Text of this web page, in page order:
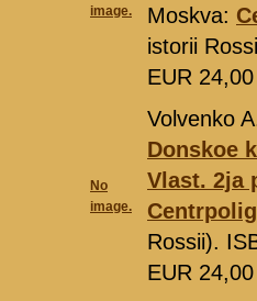
image.
Moskva:
istorii
EUR
No
image.
Volvenko
Donskoe
Vlast. 2­ja
Rossii).
EUR